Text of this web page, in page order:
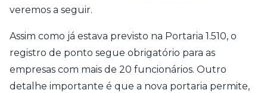
veremos a seguir.
Assim como já estava previsto na Portaria 1.510, o
registro de ponto segue obrigatório para as
empresas com mais de 20 funcionários. Outro
detalhe importante é que a nova portaria permite,